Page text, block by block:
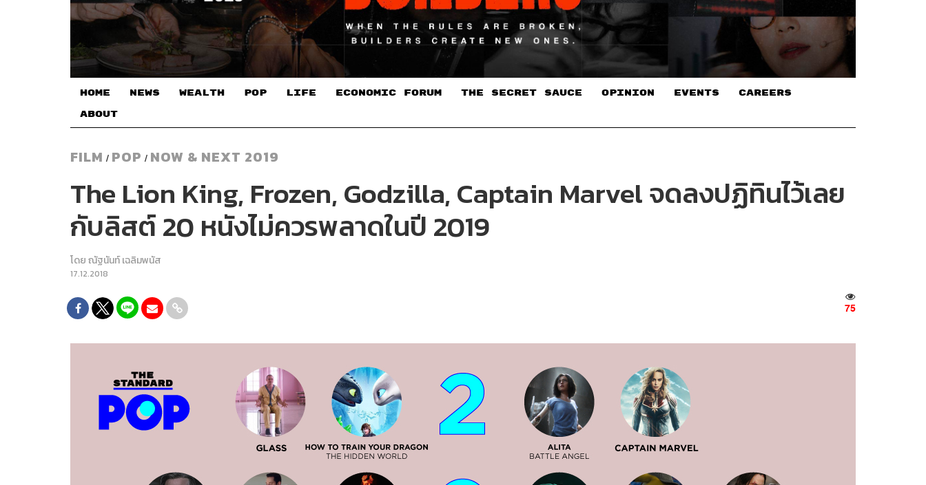
HOME NEWS WEALTH POP LIFE ECONOMIC FORUM THE SECRET SAUCE​ OPINION EVENTS CAREERS
ABOUT
FILM / POP / NOW & NEXT 2019
The Lion King, Frozen, Godzilla, Captain Marvel จดลงปฏิทินไว้เลย
กับลิสต์ 20 หนังไม่ควรพลาดในปี 2019
โดยณัฐนันท์ เฉลิมพนัส
17.12.2018
75